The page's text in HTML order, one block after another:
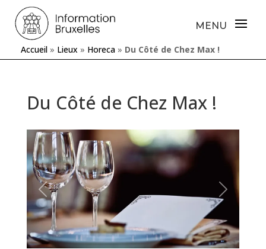
Accueil » Lieux » Horeca » Du Côté de Chez Max !
Du Côté de Chez Max !
Précédente Prochaine